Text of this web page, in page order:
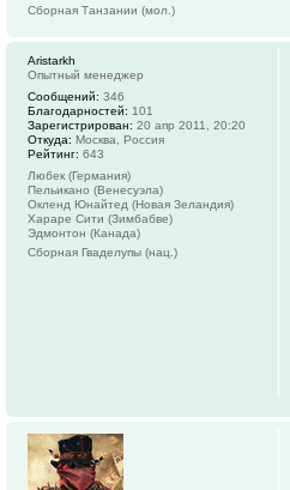
Сборная Танзании (мол.)
Aristarkh
Опытный менеджер
Сообщений: 346
Благодарностей: 101
Зарегистрирован: 20 апр 2011, 20:20
Откуда: Москва, Россия
Рейтинг: 643
Любек (Германия)
Пельикано (Венесуэла)
Окленд Юнайтед (Новая Зеландия)
Хараре Сити (Зимбабве)
Эдмонтон (Канада)
Сборная Гваделупы (нац.)